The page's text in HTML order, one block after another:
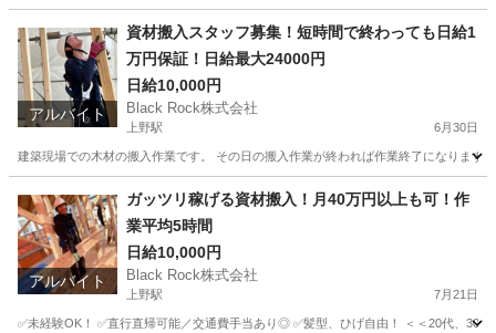
アルバイト
資材搬入スタッフ募集！短時間で終わっても日給1
万円保証！日給最大24000円
日給10,000円
Black Rock株式会社
上野駅 6月30日
建築現場での木材の搬入作業です。 その日の搬入作業が終われば作業終了になりま
上野駅 その他 スタッフ
アルバイト
ガッツリ稼げる資材搬入！月40万円以上も可！作
業平均5時間
日給10,000円
Black Rock株式会社
上野駅 7月21日
✅未経験OK！ ✅直行直帰可能／交通費手当あり◎ ✅髪型、ひげ自由！ ＜＜20代、30